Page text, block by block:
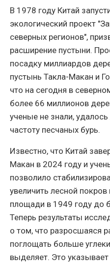
В 1978 году Китай
экологический проект
северных регионов",
расширение пустыни.
посадку миллиардов
пустынь Такла-Макан и
что на сегодня в
более 66 миллионов
ученые не знали, удалось
частоту песчаных бурь.
Известно, что Китай
Макан в 2024 году и
позволило
увеличить лесной покров
площади в 1949 году до
Теперь результаты
о том, что разросшаяся
поглощать больше
выделяет. Это указывает